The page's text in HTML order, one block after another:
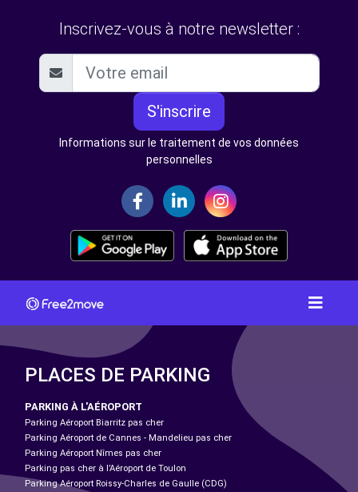
Inscrivez-vous à notre newsletter :
S'inscrire
Informations sur le traitement de vos données
personnelles
PLACES DE PARKING
PARKING À L'AÉROPORT
Parking Aéroport Biarritz pas cher
Parking Aéroport de Cannes - Mandelieu pas cher
Parking Aéroport Nîmes pas cher
Parking pas cher à l’Aéroport de Toulon
Parking Aéroport Roissy-Charles de Gaulle (CDG)